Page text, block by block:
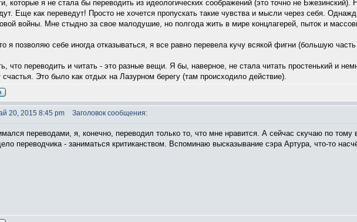
которые я не стала бы переводить из идеологических соображений (это точно не
Еще как переведут! Просто не хочется пропускать такие чувства и мысли через себя.
войны. Мне стыдно за свое малодушие, но полгода жить в мире концлагерей, пыток и
я позволяю себе иногда отказываться, я все равно перевела кучу всякой фигни (большую
что переводить и читать - это разные вещи. Я бы, наверное, не стала читать простенький и
счастья. Это было как отдых на Лазурном берегу (там происходило действие).
20, 2015 8:45 pm Заголовок сообщения:
переводами, я, конечно, переводил только то, что мне нравится. А сейчас скучаю по
переводчика - заниматься критиканством. Вспоминаю высказывание сэра Артура, что-то